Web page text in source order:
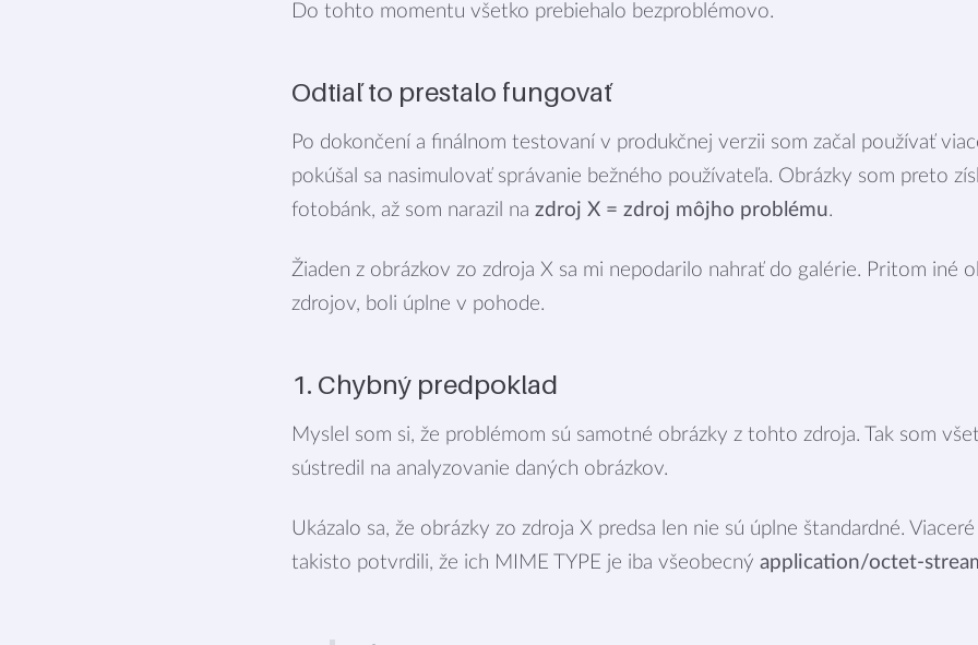
Do tohto momentu všetko prebiehalo bezproblémovo.
Odtiaľ to prestalo fungovať
Po dokončení a finálnom testovaní v produkčnej verzii som začal používať
pokúšal sa nasimulovať správanie bežného používateľa. Obrázky som preto
fotobánk, až som narazil na zdroj X = zdroj môjho problému.
Žiaden z obrázkov zo zdroja X sa mi nepodarilo nahrať do galérie. Pritom iné
zdrojov, boli úplne v pohode.
1. Chybný predpoklad
Myslel som si, že problémom sú samotné obrázky z tohto zdroja. Tak som
sústredil na analyzovanie daných obrázkov.
Ukázalo sa, že obrázky zo zdroja X predsa len nie sú úplne štandardné.
takisto potvrdili, že ich MIME TYPE je iba všeobecný application/octet-